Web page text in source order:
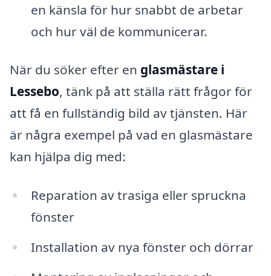
en känsla för hur snabbt de arbetar
och hur väl de kommunicerar.
När du söker efter en glasmästare i
Lessebo, tänk på att ställa rätt frågor för
att få en fullständig bild av tjänsten. Här
är några exempel på vad en glasmästare
kan hjälpa dig med:
Reparation av trasiga eller spruckna
fönster
Installation av nya fönster och dörrar